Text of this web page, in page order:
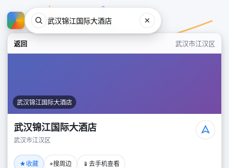
返回 武汉市江汉区
武汉锦江国际大酒店
武汉锦江国际大酒店
武汉市江汉区
★收藏 ⌖搜周边 📱 去手机查看